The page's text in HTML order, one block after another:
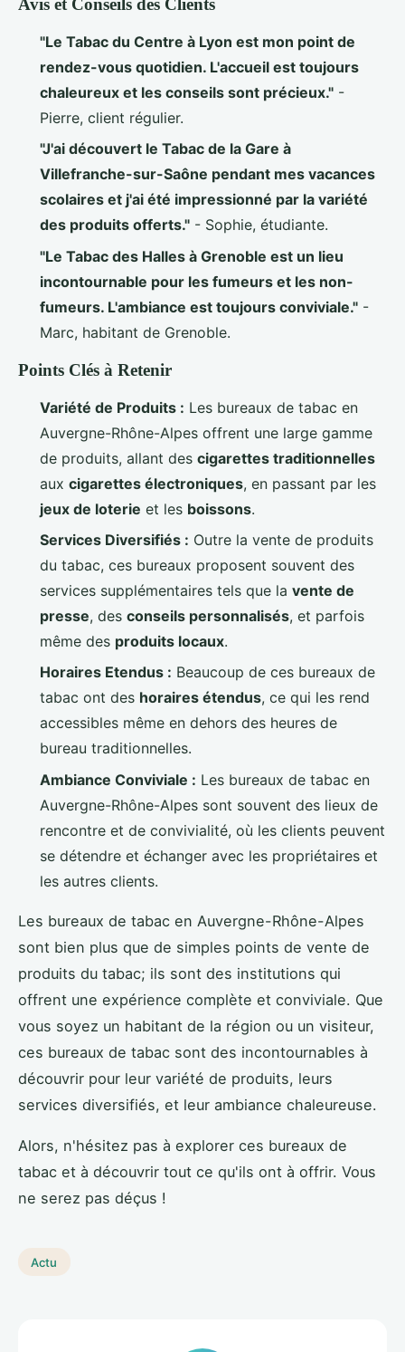
Avis et Conseils des Clients
"Le Tabac du Centre à Lyon est mon point de
rendez-vous quotidien. L'accueil est toujours
chaleureux et les conseils sont précieux." -
Pierre, client régulier.
"J'ai découvert le Tabac de la Gare à
Villefranche-sur-Saône pendant mes vacances
scolaires et j'ai été impressionné par la variété
des produits offerts." - Sophie, étudiante.
"Le Tabac des Halles à Grenoble est un lieu
incontournable pour les fumeurs et les non-
fumeurs. L'ambiance est toujours conviviale." -
Marc, habitant de Grenoble.
Points Clés à Retenir
Variété de Produits : Les bureaux de tabac en
Auvergne-Rhône-Alpes offrent une large gamme
de produits, allant des cigarettes traditionnelles
aux cigarettes électroniques, en passant par les
jeux de loterie et les boissons.
Services Diversifiés : Outre la vente de produits
du tabac, ces bureaux proposent souvent des
services supplémentaires tels que la vente de
presse, des conseils personnalisés, et parfois
même des produits locaux.
Horaires Etendus : Beaucoup de ces bureaux de
tabac ont des horaires étendus, ce qui les rend
accessibles même en dehors des heures de
bureau traditionnelles.
Ambiance Conviviale : Les bureaux de tabac en
Auvergne-Rhône-Alpes sont souvent des lieux de
rencontre et de convivialité, où les clients peuvent
se détendre et échanger avec les propriétaires et
les autres clients.
Les bureaux de tabac en Auvergne-Rhône-Alpes
sont bien plus que de simples points de vente de
produits du tabac; ils sont des institutions qui
offrent une expérience complète et conviviale. Que
vous soyez un habitant de la région ou un visiteur,
ces bureaux de tabac sont des incontournables à
découvrir pour leur variété de produits, leurs
services diversifiés, et leur ambiance chaleureuse.
Alors, n'hésitez pas à explorer ces bureaux de
tabac et à découvrir tout ce qu'ils ont à offrir. Vous
ne serez pas déçus !
Actu